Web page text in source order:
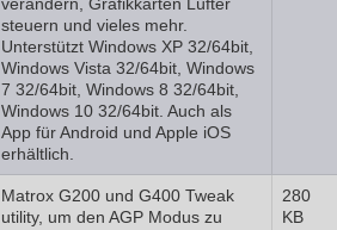
verändern, Grafikkarten Lüfter
steuern und vieles mehr.
Unterstützt Windows XP 32/64bit,
Windows Vista 32/64bit, Windows
7 32/64bit, Windows 8 32/64bit,
Windows 10 32/64bit. Auch als
App für Android und Apple iOS
erhältlich.
Matrox G200 und G400 Tweak
utility, um den AGP Modus zu
280
KB